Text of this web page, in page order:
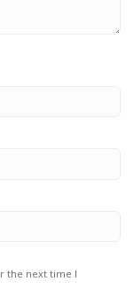
the next time I